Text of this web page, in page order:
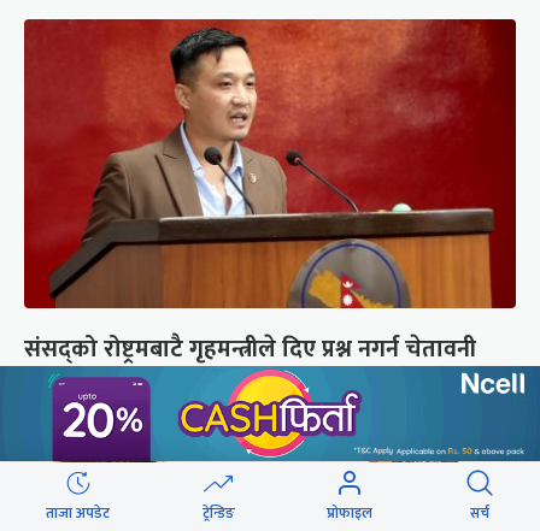
संसद्को रोष्ट्रमबाटै गृहमन्त्रीले दिए प्रश्न नगर्न चेतावनी
ताजा अपडेट ट्रेन्डिङ प्रोफाइल सर्च